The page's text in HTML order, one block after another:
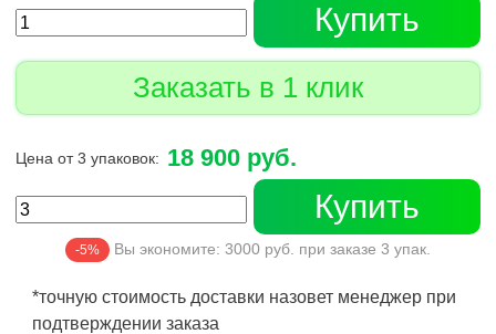
Купить
Заказать в 1 клик
Цена от 3 упаковок: 18 900 руб.
Купить
-5% Вы экономите: 3000 руб. при заказе 3 упак.
*точную стоимость доставки назовет менеджер при
подтверждении заказа